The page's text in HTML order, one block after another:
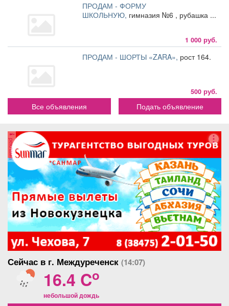
ПРОДАМ - ФОРМУ
ШКОЛЬНУЮ, гимназия №6 , рубашка ...
1 000 руб.
ПРОДАМ - ШОРТЫ «ZARA», рост 164.
500 руб.
Все объявления Подать объявление
реклама
Сейчас в г. Междуреченск (14:07)
16.4 Co
небольшой дождь